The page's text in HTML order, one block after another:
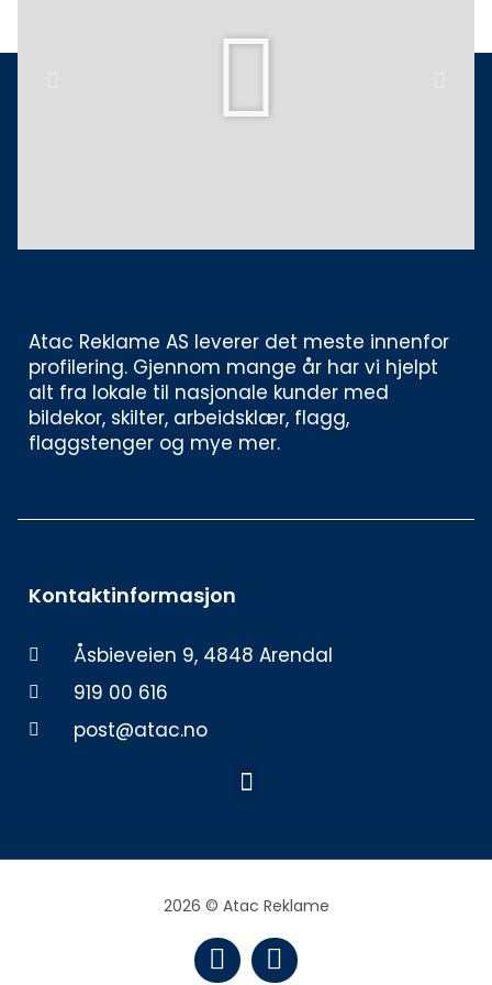
Atac Reklame AS leverer det meste innenfor
profilering. Gjennom mange år har vi hjelpt
alt fra lokale til nasjonale kunder med
bildekor, skilter, arbeidsklær, flagg,
flaggstenger og mye mer.
Kontaktinformasjon
Åsbieveien 9, 4848 Arendal
919 00 616
post@atac.no
Meny
2026 © Atac Reklame
F I